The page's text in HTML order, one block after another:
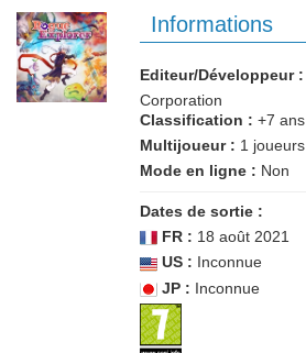
Informations
Editeur/Développeur :
Corporation
Classification : +7 ans
Multijoueur : 1 joueurs
Mode en ligne : Non
Dates de sortie :
FR : 18 août 2021
US : Inconnue
JP : Inconnue